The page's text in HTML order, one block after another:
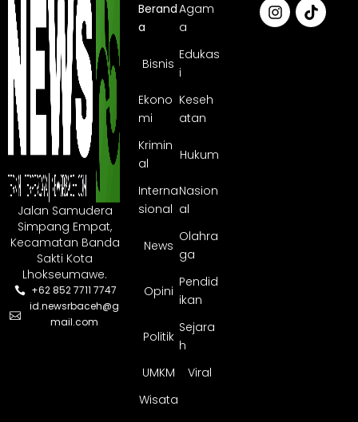
Jalan Samudera
Simpang Empat,
Kecamatan Banda
Sakti Kota
Lhokseumawe.
+62 852 7711 7747
id.newsrbaceh@g
mail.com
Berand
a
Agam
a
Bisnis
Edukas
i
Ekono
mi
Keseh
atan
Krimin
al
Hukum
Interna
sional
Nasion
al
News
Olahra
ga
Opini
Pendid
ikan
Politik
Sejara
h
UMKM
Viral
Wisata